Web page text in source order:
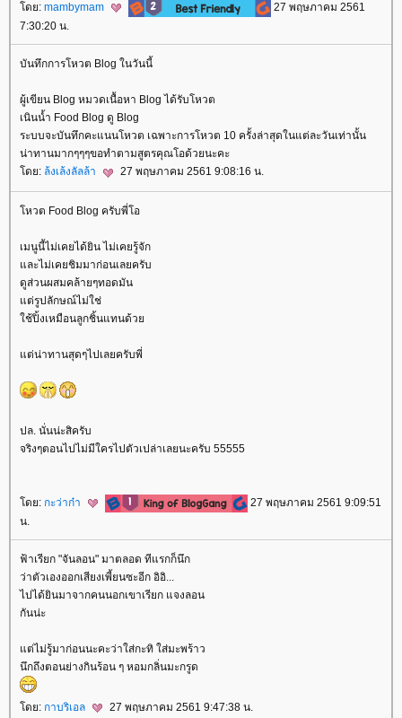
ดย: mambymam
27 พฤษภาคม 2561
7:30:20 น.
บันทึกการโหวต Blog ในวันนี้
ผู้เขียน Blog หมวดเนื้อหา Blog ได้รับโหวต
เนินน้ำ Food Blog ดู Blog
ระบบจะบันทึกคะแนนโหวต เฉพาะการโหวต 10 ครั้งล่าสุดในแต่ละวันเท่านั้น
น่าทานมากๆๆๆขอทำตามสูตรคุณโอด้วยนะคะ
ดย: ล้งเล้งลัลล้า 27 พฤษภาคม 2561 9:08:16 น.
หวต Food Blog ครับพี่โอ
เมนูนี้ไม่เคยได้ยิน ไม่เคยรู้จัก
ละไม่เคยชิมมาก่อนเลยครับ
ดูส่วนผสมคล้ายๆทอดมัน
ต่รูปลักษณ์ไม่ใช่
ช้ปิ้งเหมือนลูกชิ้นแทนด้ว
ต่น่าทานสุดๆไปเลยครับพี่
ปล. นั่นน่ะสิครับ
จริงๆตอนไปไม่มีใครไปตัวเปล่าเลยนะครับ 55555
ดย: กะว่าก๋า
27 พฤษภาคม 2561 9:09:51
น.
ฟ้าเรียก "จันลอน" มาตลอด ทีแรกก็นึก
ว่าตัวเองออกเสียงเพี้ยนซะอีก อิอิ...
ไปได้ยินมาจากคนนอกเขาเรียก แจงลอน
กันน่ะ
ต่ไม่รู้มาก่อนนะคะว่าใส่กะทิ ใส่มะพร้าว
นึกถึงตอนย่างกินร้อน ๆ หอมกลิ่นมะกรูด
ดย: กาบริเอล 27 พฤษภาคม 2561 9:47:38 น.